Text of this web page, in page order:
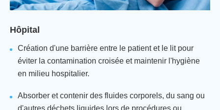
Hôpital
Création d'une barrière entre le patient et le lit pour
éviter la contamination croisée et maintenir l'hygiène
en milieu hospitalier.
Absorber et contenir des fluides corporels, du sang ou
d'autres déchets liquides lors de procédures ou